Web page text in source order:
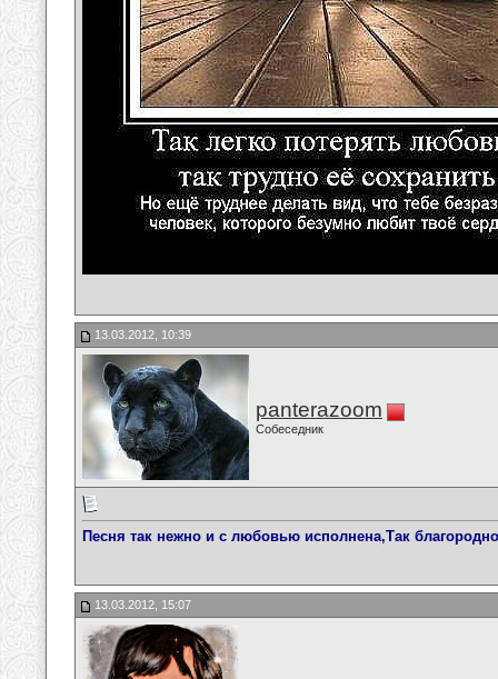
13.03.2012, 10:39
panterazoom
Собеседник
Песня так нежно и с любовью исполнена,Так
13.03.2012, 15:07